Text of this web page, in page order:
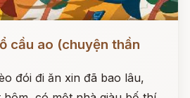
cầu ao (chuyện thần
đói đi ăn xin đã bao lâu,